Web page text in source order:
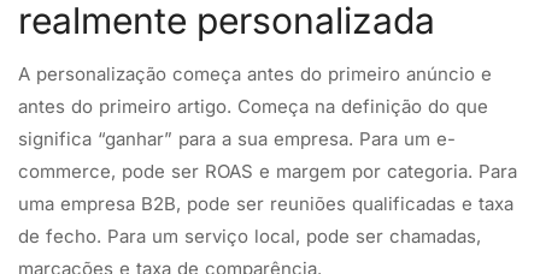
realmente personalizada
A personalização começa antes do primeiro anúncio e
antes do primeiro artigo. Começa na definição do que
significa “ganhar” para a sua empresa. Para um e-
commerce, pode ser ROAS e margem por categoria. Para
uma empresa B2B, pode ser reuniões qualificadas e taxa
de fecho. Para um serviço local, pode ser chamadas,
marcações e taxa de comparência.